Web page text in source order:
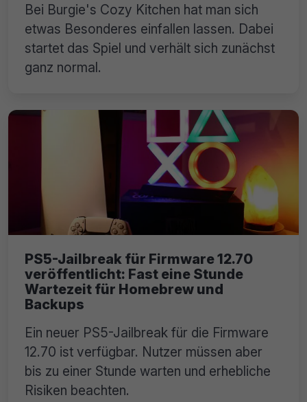
Bei Burgie's Cozy Kitchen hat man sich
etwas Besonderes einfallen lassen. Dabei
startet das Spiel und verhält sich zunächst
ganz normal.
PS5-Jailbreak für Firmware 12.70
veröffentlicht: Fast eine Stunde
Wartezeit für Homebrew und
Backups
Ein neuer PS5-Jailbreak für die Firmware
12.70 ist verfügbar. Nutzer müssen aber
bis zu einer Stunde warten und erhebliche
Risiken beachten.